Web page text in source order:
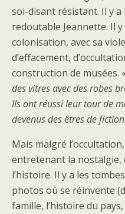
soi-disant résistant. Il y
redoutable Jeannette. Il
colonisation, avec sa
d’effacement,
construction de musées.
des vitres avec des robes
Ils ont réussi leur tour de
devenus des êtres de
Mais malgré
entretenant la nostalgie,
l’histoire. Il y a les
photos où se réinvente
famille, l’histoire du